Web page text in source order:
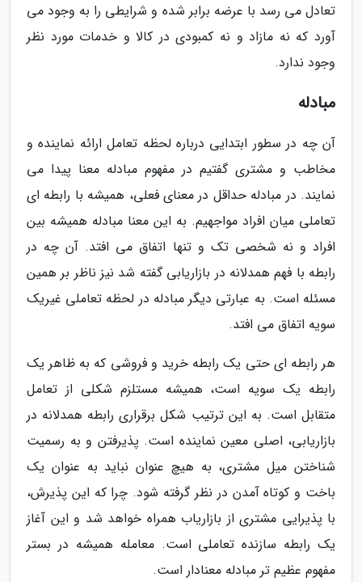
تعادل می رسد با عرضه برابر شده و شرایطی را به وجود می
آورد که نه مازاد و نه کمبودی در کالا و خدمات مورد نظر
وجود ندارد.
مبادله
آن چه در سطور ابتدایی درباره لحظه تعامل ارائه نماینده و
مخاطب و مشتری گفتیم در مفهوم مبادله معنا پیدا می
نمایند. در مبادله حداقل در معنای فعلی، همیشه با رابطه ای
تعاملی میان افراد مواجهیم. به این معنا مبادله همیشه بین
افراد و نه شخصی تک و تنها اتفاق می افتد. آن چه در
رابطه با فهم همدلانه در بازاریابی گفته شد نیز ناظر بر همین
مسئله است. به عبارتی دیگر مبادله در لحظه تعاملی غیریک
سویه اتفاق می افتد.
هر رابطه ای حتی یک رابطه خرید و فروشی که به ظاهر یک
رابطه یک سویه است، همیشه مستلزم شکلی از تعامل
متقابل است. به این ترتیب شکل برقراری رابطه همدلانه در
بازاریابی، اصلی معین نماینده است. پذیرفتن و به رسمیت
شناختن میل مشتری، به هیچ عنوان نباید به عنوان یک
باخت و کوتاه آمدن در نظر گرفته شود. چرا که این پذیرش،
با پذیرایی مشتری از بازاریاب همراه خواهد شد و این آغاز
یک رابطه سازنده تعاملی است. معامله همیشه در بستر
مفهوم عظیم تر مبادله معنادار است.